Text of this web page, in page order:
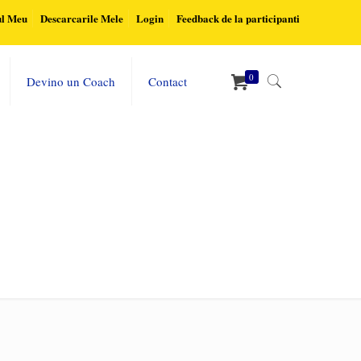
Meu Descarcarile Mele Login Feedback de la participanti
Devino un Coach Contact 0